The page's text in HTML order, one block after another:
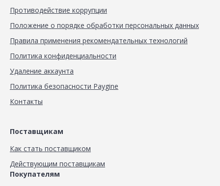
Противодействие коррупции
Положение о порядке обработки персональных данных
Правила применения рекомендательных технологий
Политика конфиденциальности
Удаление аккаунта
Политика безопасности Paygine
Контакты
Поставщикам
Как стать поставщиком
Действующим поставщикам
Покупателям